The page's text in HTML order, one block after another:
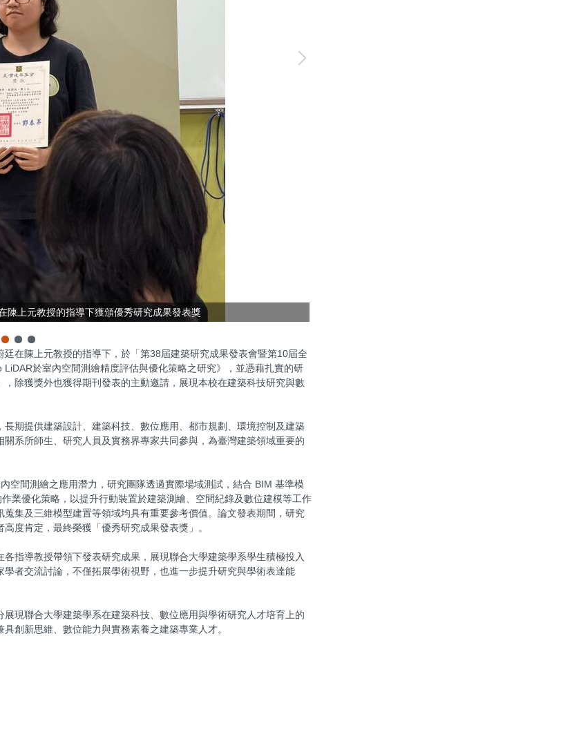
陳上元教授的指導下獲頒優秀研究成果發表獎
在陳上元教授的指導下，於「第38屆建築研究成果發表會暨第10屆全
於室內空間測繪精度評估與優化策略之研究》，並憑藉扎實的研
除獲獎外也獲得期刊發表的主動邀請，展現本校在建築科技研究與數
期提供建築設計、建築科技、數位應用、都市規劃、環境控制及建築
系所師生、研究人員及實務界專家共同參與，為臺灣建築領域重要的
空間測繪之應用潛力，研究團隊透過實際場域測試，結合 BIM 基準模
業優化策略，以提升行動裝置於建築測繪、空間紀錄及數位建模等工作
集及三維模型建置等領域均具有重要參考價值。論文發表期間，研究
度肯定，最終榮獲「優秀研究成果發表獎」。
指導教授帶領下發表研究成果，展現聯合大學建築學系學生積極投入
者交流討論，不僅拓展學術視野，也進一步提升研究與學術表達能
現聯合大學建築學系在建築科技、數位應用與學術研究人才培育上的
創新思維、數位能力與實務素養之建築專業人才。